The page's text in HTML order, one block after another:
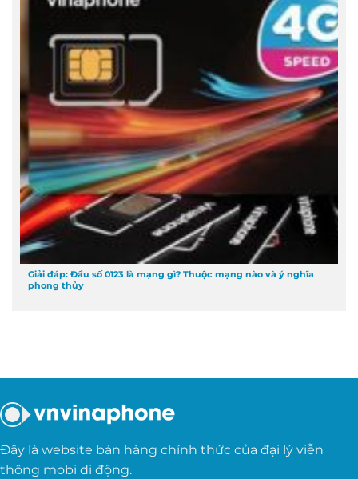
Giải đáp: Đầu số 0123 là mạng gì? Thuộc mạng nào và ý nghĩa
phong thủy
Đây là website bán hàng chính thức của đại lý viễn
thông mobi di động.